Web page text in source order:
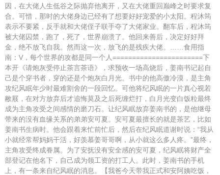
因，在大佬人生低谷之际抛弃他离开，又在大佬重回巅峰之时要求复
合。可惜，那时的大佬身边已经有了想要好好宠爱的小太阳。程沐筠
表示不要紧，反手就和大佬侄子联手夺了大佬家业。翻车后，程沐筠
被大佬囚禁，跑了，死了，世界崩溃了。他回来善后，决定好好拜
金，绝不放飞自我。然而这一次，放飞的是残疾大佬。……食用指
南：V，每个世界的攻都是同一个人=======================下
本开《请炮灰受停止茶言茶语》，求预收一场高烧后，姜南书记起自
己是个穿书者，穿的还是个炮灰白月光。书中的他高傲冷漠，是主角
攻纪风眠年少时最难割舍的一段回忆。可他将纪风眠的一片真心视若
敝屐，在对方放弃后才追悔莫及之后死缠烂打，白月光变白饭粒最终
成为主角攻受之间感情的磨刀石。让纪风眠放弃姜南书的，是他继母
带来的没有血缘关系的弟弟安可夏。安可夏最擅长的就是茶艺，比如
姜南书生病时。他会跟着来忙前忙后，然后在纪风眠道谢时说：“我从
小就经常帮妈妈干活，好羡慕姜哥哥啊，从小就这么多人疼。”最终，
主角攻受终成眷属。为了安抚没有安全感的安可夏，纪风眠将财产全
部登记在他名下，自己成为领工资的打工人。此时，姜南书的手机
上，有一条来自纪风眠的消息。【我爸今天带我正式和安阿姨吃饭，